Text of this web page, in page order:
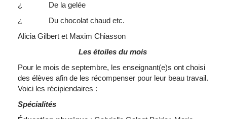
¿ De la gelée
¿ Du chocolat chaud etc.
Alicia Gilbert et Maxim Chiasson
Les étoiles du mois
Pour le mois de septembre, les enseignant(e)s ont choisi
des élèves afin de les récompenser pour leur beau travail.
Voici les récipiendaires :
Spécialités